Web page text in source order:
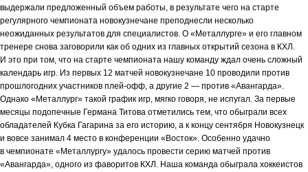
выдержали предложенный объем работы, в результате чего на старте
регулярного чемпионата новокузнечане преподнесли несколько
неожиданных результатов для специалистов. О «Металлурге» и его главном
тренере снова заговорили как об одних из главных открытий сезона в КХЛ.
И это при том, что на старте чемпионата нашу команду ждал очень сложный
календарь игр. Из первых 12 матчей новокузнечане 10 проводили против
прошлогодних участников плей-офф, а другие 2 — против «Авангарда».
Однако «Металлург» такой график игр, мягко говоря, не испугал. За первые
месяцы подопечные Германа Титова отметились тем, что обыграли всех
обладателей Кубка Гагарина за его историю, а к концу сентября Новокузнецк
и вовсе занимал 4 место в конференции «Восток». Особенно удачно
в чемпионате «Металлургу» удалось провести серию матчей против
«Авангарда», одного из фаворитов КХЛ. Наша команда обыграла хоккеистов